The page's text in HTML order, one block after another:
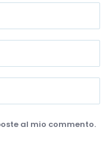
al mio commento.